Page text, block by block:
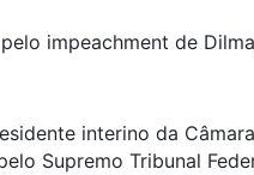
impeachment de
interino da
Supremo Tribunal